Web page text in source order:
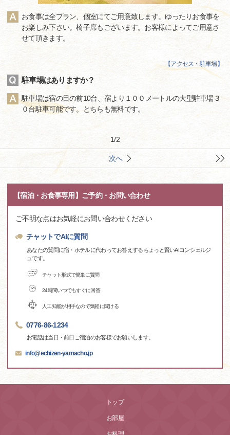
お食事は全プラン、個室にてご用意致します。ゆったりお食事を
お楽しみ下さい。椅子席もございます。お客様によってご用意さ
せて頂きます。
【アクセス・駐車場】
駐車場はありますか？
駐車場は宿の目の前10台、宿より１００メートルの大型駐車場３
０台駐車可能です。とちらも無料です。
1/2
次へ
【宿泊・お食事専用】ご予約・お問い合わせ
ご不明な点はお気軽にお問い合わせください
チャットでAIに質問
あなたの質問に宿・ホテルに代わってお答えするちょっと賢いAIコンシェルジ
ュです。
チャット形式で簡単に質問
24時間いつでもすぐに回答
人工知能が相手なので気軽に聞ける
0776-86-1234
お電話は当日・前日ご宿泊のお客様でお願いします。
info@echizen-yamacho.jp
トップ
お部屋